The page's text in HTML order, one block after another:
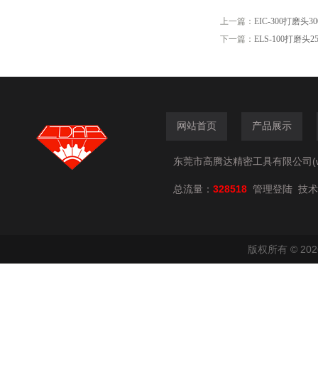
上一篇： EIC-300打磨头
下一篇： ELS-100打磨头
网站首页 产品展示
东莞市高腾达精密工具有限公司
总流量： 328518 管理登陆 技
版权所有 ©